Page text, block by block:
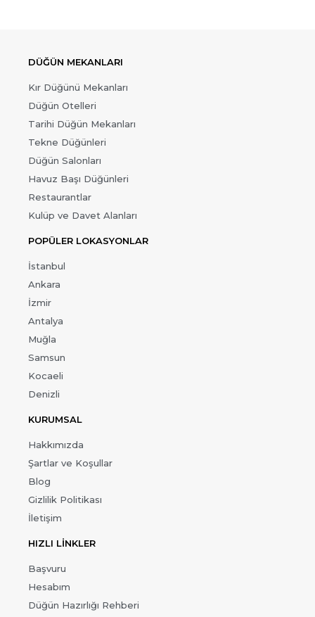
DÜĞÜN MEKANLARI
Kır Düğünü Mekanları
Düğün Otelleri
Tarihi Düğün Mekanları
Tekne Düğünleri
Düğün Salonları
Havuz Başı Düğünleri
Restaurantlar
Kulüp ve Davet Alanları
POPÜLER LOKASYONLAR
İstanbul
Ankara
İzmir
Antalya
Muğla
Samsun
Kocaeli
Denizli
KURUMSAL
Hakkımızda
Şartlar ve Koşullar
Blog
Gizlilik Politikası
İletişim
HIZLI LİNKLER
Başvuru
Hesabım
Düğün Hazırlığı Rehberi